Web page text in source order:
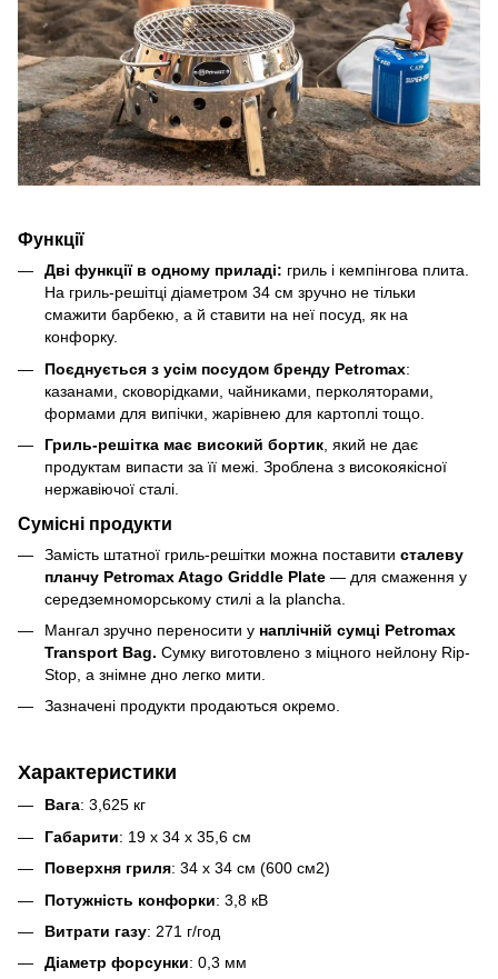
Функції
Дві функції в одному приладі: гриль і кемпінгова плита.
На гриль-решітці діаметром 34 см зручно не тільки
смажити барбекю, а й ставити на неї посуд, як на
конфорку.
Поєднується з усім посудом бренду Petromax:
казанами, сковорідками, чайниками, перколяторами,
формами для випічки, жарівнею для картоплі тощо.
Гриль-решітка має високий бортик , який не дає
продуктам випасти за її межі. Зроблена з високоякісної
нержавіючої сталі.
Сумісні продукти
Замість штатної гриль-решітки можна поставити сталеву
планчу Petromax Atago Griddle Plate — для смаження у
середземноморському стилі a la plancha.
Мангал зручно переносити у наплічній сумці Petromax
Transport Bag. Сумку виготовлено з міцного нейлону Rip-
Stop, а знімне дно легко мити.
Зазначені продукти продаються окремо.
Характеристики
Вага: 3,625 кг
Габарити: 19 x 34 x 35,6 см
Поверхня гриля: 34 х 34 см (600 см2)
Потужність конфорки: 3,8 кВ
Витрати газу: 271 г/год
Діаметр форсунки: 0,3 мм